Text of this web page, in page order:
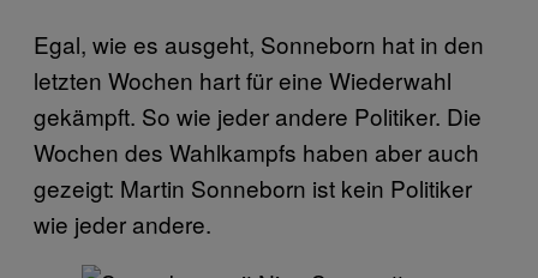
Egal, wie es ausgeht, Sonneborn hat in den
letzten Wochen hart für eine Wiederwahl
gekämpft. So wie jeder andere Politiker. Die
Wochen des Wahlkampfs haben aber auch
gezeigt: Martin Sonneborn ist kein Politiker
wie jeder andere.